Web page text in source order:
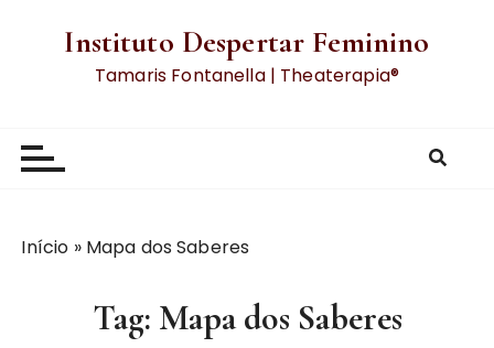
Instituto Despertar Feminino
Tamaris Fontanella | Theaterapia®
Início » Mapa dos Saberes
Tag: Mapa dos Saberes